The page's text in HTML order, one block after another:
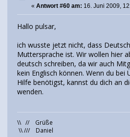
« Antwort #60 am: 16. Juni 2009,
Hallo pulsar,
ich wusste jetzt nicht, dass
Muttersprache ist. Wir wollen hier
deutsch schreiben, da wir auch
kein Englisch können. Wenn du bei
Hilfe benötigst, kannst du dich an
wenden.
\\ // Grüße
\\ /// Daniel